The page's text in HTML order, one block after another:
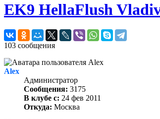
EK9 HellaFlush
103 сообщения
Alex
Администратор
Сообщения: 3175
В клубе с: 24 фев 2011
Откуда: Москва